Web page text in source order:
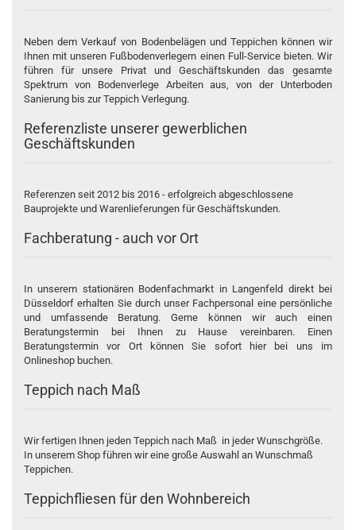
Neben dem Verkauf von Bodenbelägen und Teppichen können wir
Ihnen mit unseren Fußbodenverlegern einen Full-Service bieten. Wir
führen für unsere Privat und Geschäftskunden das gesamte
Spektrum von Bodenverlege Arbeiten aus, von der Unterboden
Sanierung bis zur Teppich Verlegung.
Referenzliste unserer gewerblichen
Geschäftskunden
Referenzen seit 2012 bis 2016 - erfolgreich abgeschlossene
Bauprojekte und Warenlieferungen für Geschäftskunden.
Fachberatung - auch vor Ort
In unserem stationären Bodenfachmarkt in Langenfeld direkt bei
Düsseldorf erhalten Sie durch unser Fachpersonal eine persönliche
und umfassende Beratung. Gerne können wir auch einen
Beratungstermin bei Ihnen zu Hause vereinbaren. Einen
Beratungstermin vor Ort können Sie sofort hier bei uns im
Onlineshop buchen.
Teppich nach Maß
Wir fertigen Ihnen jeden Teppich nach Maß in jeder Wunschgröße.
In unserem Shop führen wir eine große Auswahl an Wunschmaß
Teppichen.
Teppichfliesen für den Wohnbereich